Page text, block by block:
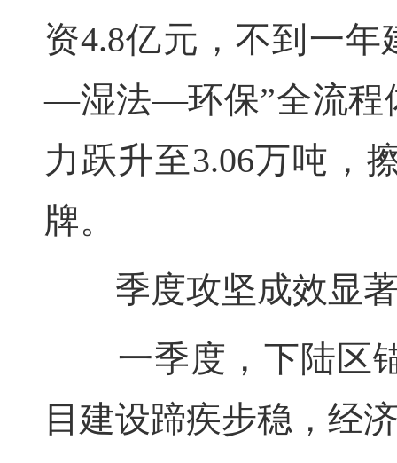
资4.8亿元，不到一
—湿法—环保”全流程
力跃升至3.06万吨，
牌。
季度攻坚成效显
一季度，下陆区锚
目建设蹄疾步稳，经